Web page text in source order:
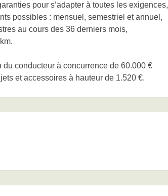
pour s’adapter à toutes les exigences,
possibles : mensuel, semestriel et annuel,
au cours des 36 derniers mois,
du conducteur à concurrence de 60.000 €
et accessoires à hauteur de 1.520 €.